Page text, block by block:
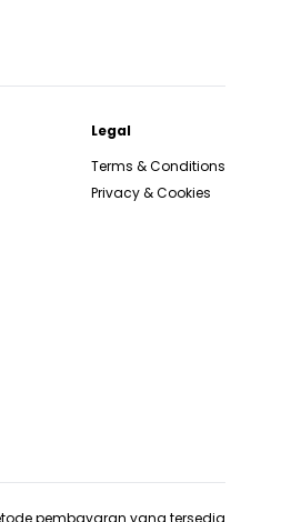
Legal
Terms & Conditions
Privacy & Cookies
pembayaran yang tersedia